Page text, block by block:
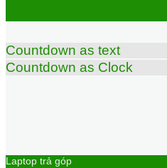
Countdown as text
Countdown as Clock
Laptop trả góp